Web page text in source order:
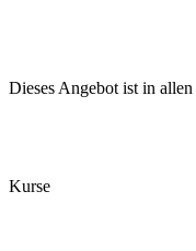
Dieses Angebot ist in allen
Kurse